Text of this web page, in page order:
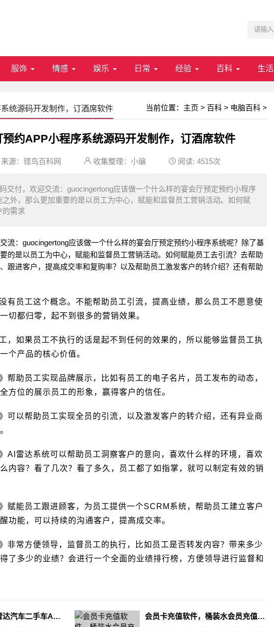
服饰 情感 娱乐 日常 经验 百科 生活
当前位置： 主页 > 百科 > 电脑百科 >
统源码开发制作，订酒席软件
约APP小程序系统源码开发制作，订酒席软件
来源： 铿鸟百科网 收集整理：小编 阅读: 4515次
交付，欢迎交流：guocingertong应该做一个什么样的宴会厅预定预约小程序
外，那么更加重要的是以员工为中心，赋能和监督员工营销活动。如何赋
的需求
流：guocingertong应该做一个什么样的宴会厅预定预约小程序系统呢？除了基
的是以员工为中心，赋能和监督员工营销活动。如何赋能员工去引流？去帮助
跟进客户，提高成交率和复购率？以及帮助员工激发客户的转介绍？还有帮助
有员工这个概念。不能帮助员工引流，提高业绩，那么员工不愿意使
切都归零，起不到很多的营销效果。
，如果员工不执行的话是起不到任何的效果的，所以能够监督员工执
个产品的核心价值。
帮助员工实现品牌展示，比如有员工的电子名片，员工发布的动态，
方位的展示员工的形象，赢得客户的信任。
可以帮助员工实现全员的引流，以及激发客户的转介绍，还有异业商
AI雷达系统可以帮助员工洞察客户的意向，喜欢什么样的环境，喜欢
内容？看了几次？看了多久，员工都了如指掌，就可以制定有效的销
赋能员工跟进顾客，为员工提供一个SCRM系统，帮助员工建立客户
功能，可以持续的沟通客户，提高成交率。
非常方便领导，监督员工的执行，比如员工是否转发内容？带来多少
了多少的业绩？会进行一个全面的业绩排行榜，方便领导进行监督和
如何利用龙兵AI雷达汽车二手车APP小程序源码，多做1000万营业额 会员卡充值软件，桶装水会员充值方案微信小程序开源源码开发制作